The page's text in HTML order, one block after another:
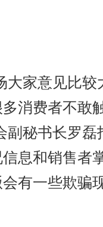
大家意见比较
消费者不敢
副秘书长罗磊
息和销售者
有一些欺骗